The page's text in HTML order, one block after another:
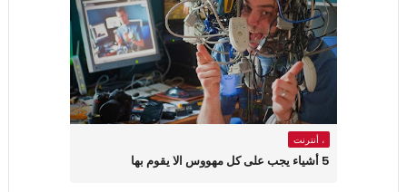
، أنترنت
5 أشياء يجب على كل مهووس الا يقوم بها